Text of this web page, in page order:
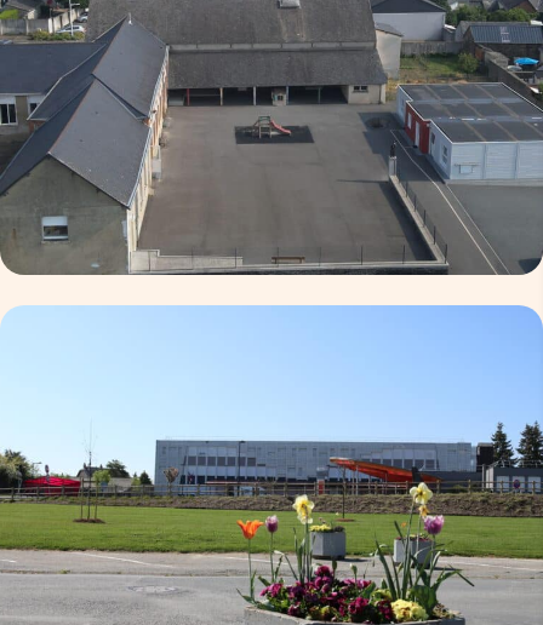
direction@stjorenaze.fr
https://stjorenaze.fr/wp/
ce.0530584x@ac-nantes.fr
https://ajarry.lamayenne.e-lyco.fr/